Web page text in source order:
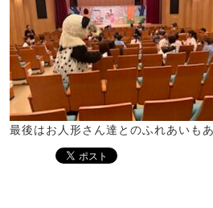
最後はお人形さん達とのふれあいも